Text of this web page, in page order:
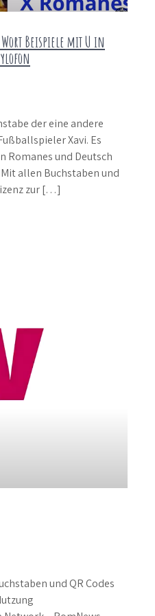
Wort Beispiele mit U in
der eine andere
Xavi. Es
Romanes und Deutsch
allen Buchstaben und
zur […]
und QR Codes